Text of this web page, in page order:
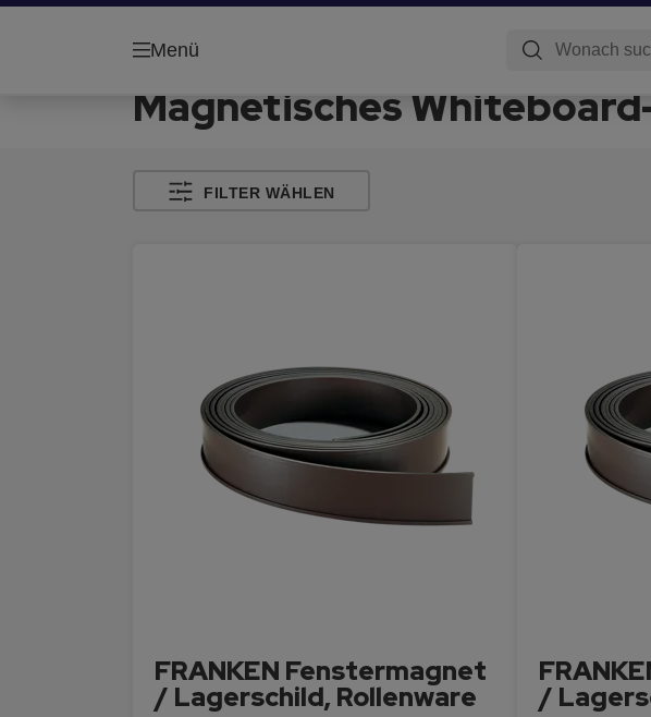
Menü
Magnetisches
FILTER WÄHLEN
FRANKEN Fenstermagnet
/ Lagerschild, Rollenware /